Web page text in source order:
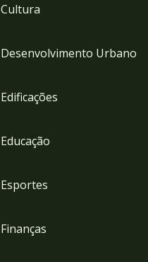
Cultura
Desenvolvimento Urbano
Edificações
Educação
Esportes
Finanças